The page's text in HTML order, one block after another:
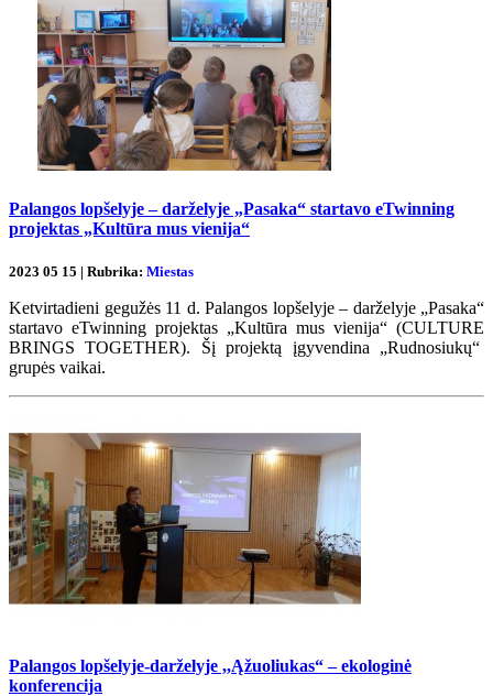
Palangos lopšelyje – darželyje „Pasaka“ startavo eTwinning
projektas „Kultūra mus vienija“
2023 05 15 | Rubrika: Miestas
Ketvirtadieni gegužės 11 d. Palangos lopšelyje – darželyje „Pasaka“
startavo eTwinning projektas „Kultūra mus vienija“ (CULTURE
BRINGS TOGETHER). Šį projektą įgyvendina „Rudnosiukų“
grupės vaikai.
Palangos lopšelyje-darželyje ,,Ąžuoliukas“ – ekologinė
konferencija